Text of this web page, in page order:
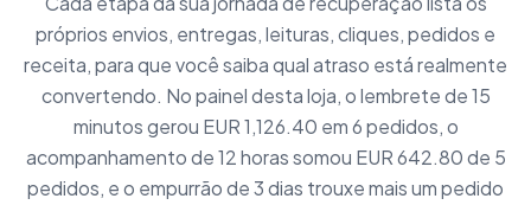
próprios envios, entregas, leituras, cliques, pedidos e
receita, para que você saiba qual atraso está realmente
convertendo. No painel desta loja, o lembrete de 15
minutos gerou EUR 1,126.40 em 6 pedidos, o
acompanhamento de 12 horas somou EUR 642.80 de 5
pedidos, e o empurrão de 3 dias trouxe mais um pedido